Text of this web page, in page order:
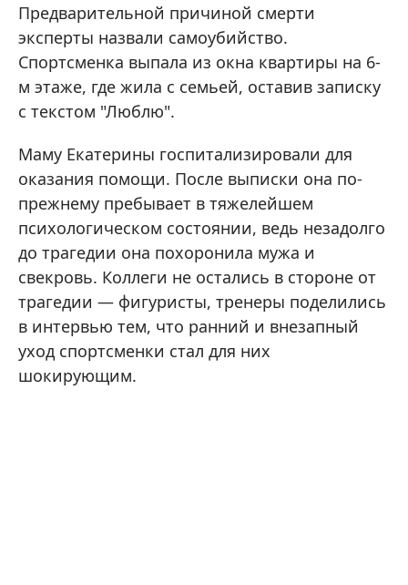
Предварительной причиной смерти
эксперты назвали самоубийство.
Спортсменка выпала из окна квартиры на 6-
м этаже, где жила с семьей, оставив записку
с текстом "Люблю".
Маму Екатерины госпитализировали для
оказания помощи. После выписки она по-
прежнему пребывает в тяжелейшем
психологическом состоянии, ведь незадолго
до трагедии она похоронила мужа и
свекровь. Коллеги не остались в стороне от
трагедии — фигуристы, тренеры поделились
в интервью тем, что ранний и внезапный
уход спортсменки стал для них
шокирующим.